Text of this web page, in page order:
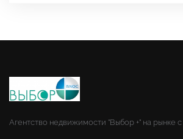
Агентство недвижимости "Выбор +" на рынке с